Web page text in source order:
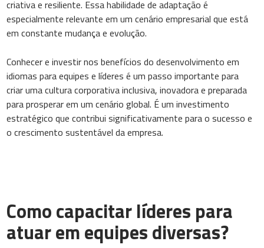
criativa e resiliente. Essa habilidade de adaptação é
especialmente relevante em um cenário empresarial que está
em constante mudança e evolução.
Conhecer e investir nos benefícios do desenvolvimento em
idiomas para equipes e líderes é um passo importante para
criar uma cultura corporativa inclusiva, inovadora e preparada
para prosperar em um cenário global. É um investimento
estratégico que contribui significativamente para o sucesso e
o crescimento sustentável da empresa.
Como capacitar líderes para
atuar em equipes diversas?